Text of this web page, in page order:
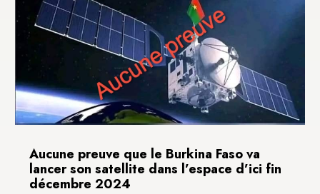
Aucune preuve que le Burkina Faso va
lancer son satellite dans l’espace d’ici fin
décembre 2024